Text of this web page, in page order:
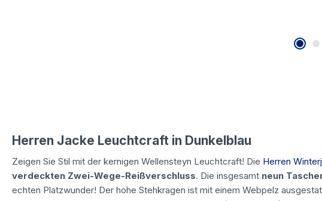
Herren Jacke Leuchtcraft in Dunkelblau
Zeigen Sie Stil mit der kernigen Wellensteyn Leuchtcraft! Die Herren
verdeckten Zwei-Wege-Reißverschluss. Die insgesamt neun
echten Platzwunder! Der hohe Stehkragen ist mit einem Webpelz